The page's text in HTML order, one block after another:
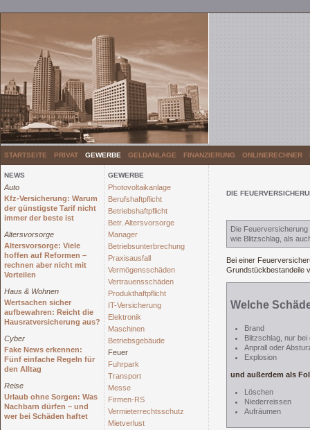
STARTSEITE PRIVAT GEWERBE GELDANLAGE FINANZIERUNG ONLINERECHNER
NEWS
Auto
Kfz-Versicherung: Warum
der günstigste Tarif nicht
immer der beste ist
Altersvorsorge
Altersvorsorge: Viele
hoffen auf Reformen –
rechnen aber nicht mit
Vorteilen
Haus & Wohnen
Wertsachen sicher
aufbewahren: Reicht die
Hausratversicherung aus?
Cyber
Fake News erkennen:
Fünf einfache Regeln für
den Alltag
Reise
Urlaub ohne Sorgen: Was
Nachbarn dürfen – und
wer bei Schäden haftet
GEWERBE
Photovoltaikanlage
Berufshaftpflicht
Betriebshaftpflicht
Betr. Altersvorsorge
Manager
Betriebsunterbrechung
Praxisausfall
Vermögensschäden
Vertrauensschäden
Produkthaftpflicht
IT-Versicherung
Elektronik
Maschinen
Betriebsgebäude
Feuer
Fuhrpark
Transport
Messe
Firmen-RS
Vermieterrechtsschutz
Mietverlust
DIE
Die
wie Blitzschlag, als
Bei einer
Grundstückbestandeile
Welche
Brand
Blitzschlag, nur
Anprall oder
Explosion
und außerdem als
Löschen
Niederreissen
Aufräumen